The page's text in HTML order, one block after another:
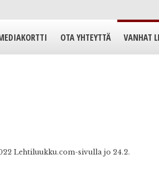
OTA YHTEYTTÄ VANHAT
Lehtiluukku.com-sivulla jo 24.2.